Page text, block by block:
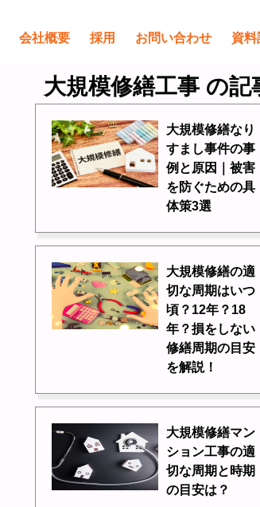
会社概要 採用 お問い合わせ 資料
大規模修繕工事 の記
大規模修繕なり
すまし事件の事
例と原因｜被害
を防ぐための具
体策3選
大規模修繕の適
切な周期はいつ
頃？12年？18
年？損をしない
修繕周期の目安
を解説！
大規模修繕マン
ション工事の適
切な周期と時期
の目安は？